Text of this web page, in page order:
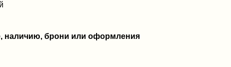
наличию, брони или оформления